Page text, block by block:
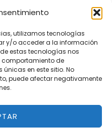
utilizamos tecnologías
y/o acceder a la información
estas tecnologías nos
de
en este sitio. No
puede afectar negativamente
con toros de David
Joao Ribeiro Telles,
de Mendoza.